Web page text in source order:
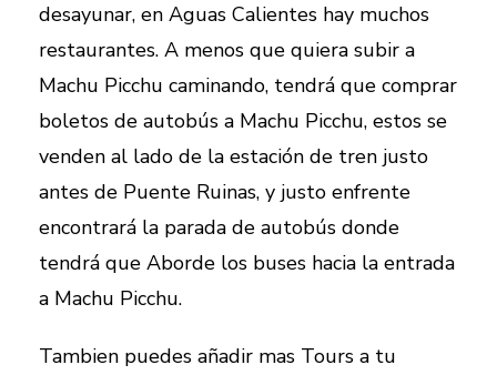
desayunar, en Aguas Calientes hay muchos
restaurantes. A menos que quiera subir a
Machu Picchu caminando, tendrá que comprar
boletos de autobús a Machu Picchu, estos se
venden al lado de la estación de tren justo
antes de Puente Ruinas, y justo enfrente
encontrará la parada de autobús donde
tendrá que Aborde los buses hacia la entrada
a Machu Picchu.
Tambien puedes añadir mas Tours a tu